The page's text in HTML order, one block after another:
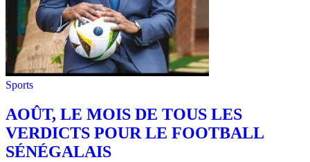
Sports
AOÛT, LE MOIS DE TOUS LES
VERDICTS POUR LE FOOTBALL
SÉNÉGALAIS